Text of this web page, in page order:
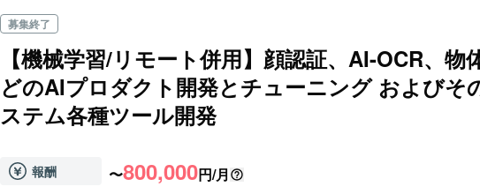
募集終了
【機械学習/リモート併用】顔認証、AI-OCR、物
どのAIプロダクト開発とチューニング およびそ
ステム各種ツール開発
報酬 〜800,000円/月